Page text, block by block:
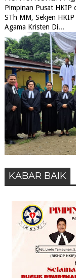
Pimpinan Pusat HKIP
STh MM, Sekjen
Agama Kristen Di...
KABAR BAIK